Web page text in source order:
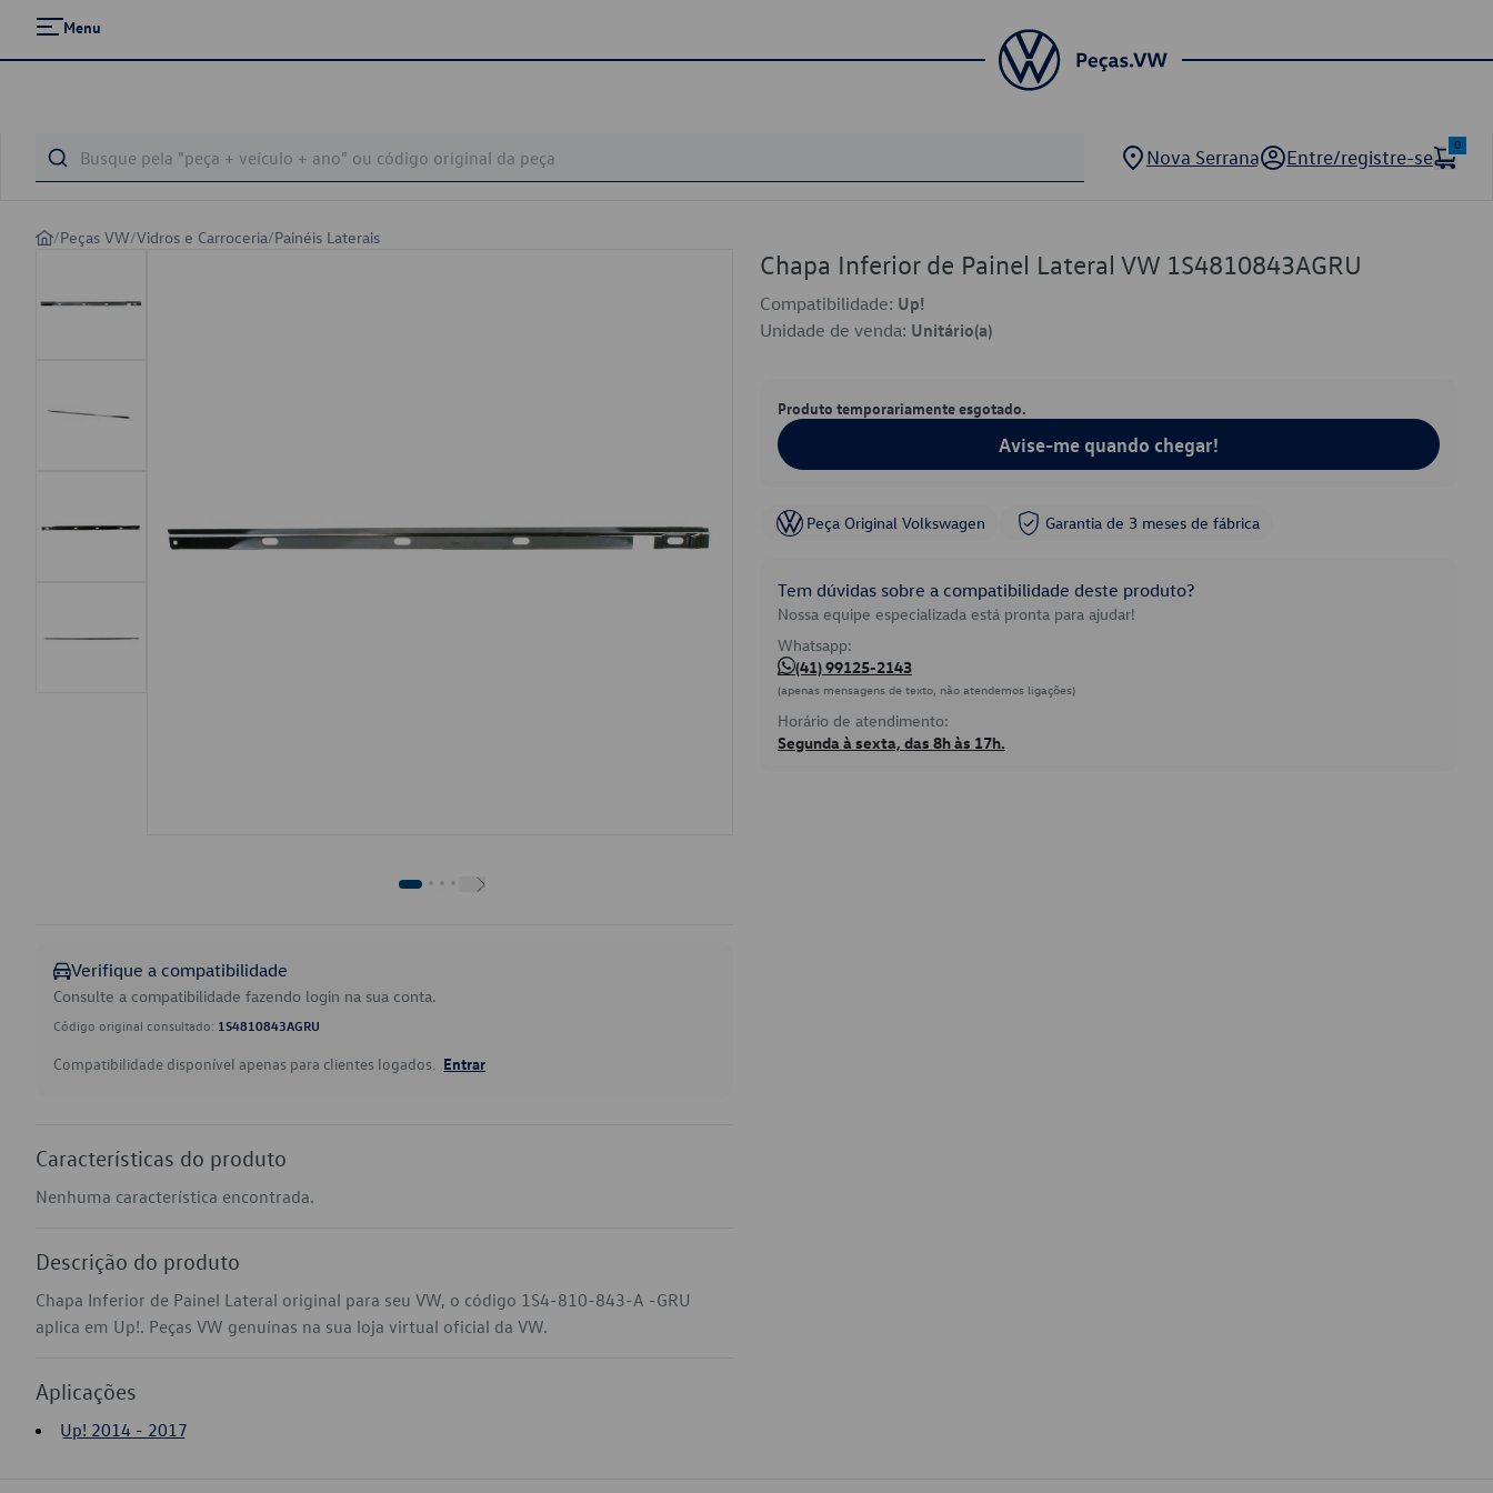
Menu
Nova Serrana Entre/registre-se
0
/Peças VW/Vidros e Carroceria/Painéis Laterais
Verifique a compatibilidade
Consulte a compatibilidade fazendo login na sua conta.
Código original consultado: 1S4810843AGRU
Compatibilidade disponível apenas para clientes logados. Entrar
Características do produto
Nenhuma característica encontrada.
Descrição do produto
Chapa Inferior de Painel Lateral original para seu VW, o código 1S4-810-843-A -GRU
aplica em Up!. Peças VW genuínas na sua loja virtual oficial da VW.
Aplicações
Up! 2014 - 2017
Chapa Inferior de Painel Lateral VW 1S4810843AGRU
Compatibilidade: Up!
Unidade de venda: Unitário(a)
Produto temporariamente esgotado.
Avise-me quando chegar!
Peça Original Volkswagen Garantia de 3 meses de fábrica
Tem dúvidas sobre a compatibilidade deste produto?
Nossa equipe especializada está pronta para ajudar!
Whatsapp:
(41) 99125-2143
(apenas mensagens de texto, não atendemos ligações)
Horário de atendimento:
Segunda à sexta, das 8h às 17h.